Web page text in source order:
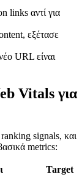
links αντί για
εξέτασε
URL είναι
Vitals για
signals, και
metrics:
Target